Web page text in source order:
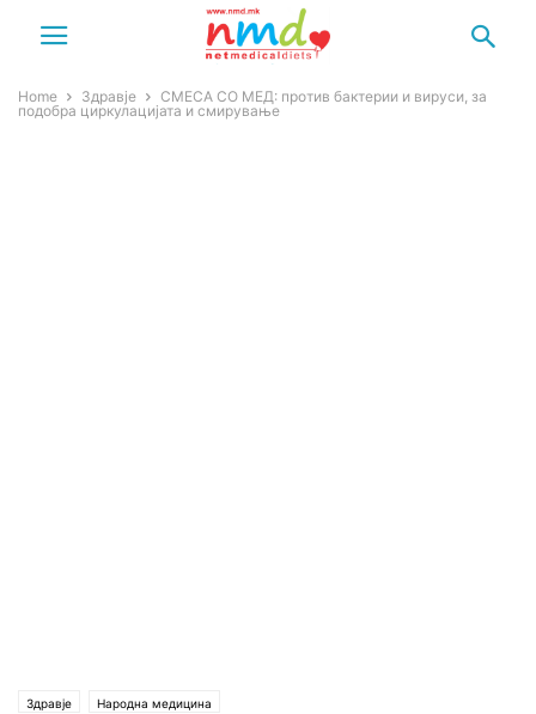
Home Здравје
СМЕСА СО МЕД: против бактерии и вируси, за
подобра циркулацијата и смирување
Здравје Народна медицина